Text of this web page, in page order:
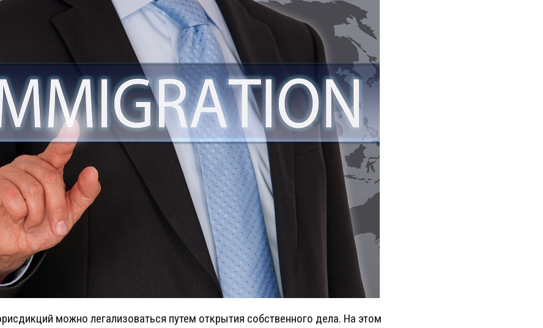
можно легализоваться путем открытия собственного дела. На этом